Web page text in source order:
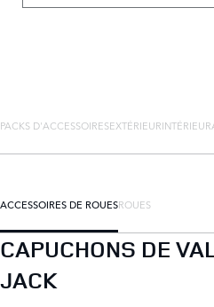
PACKS D'ACCESSOIRESEXTÉRIEURINTÉRIEUR
ACCESSOIRES DE ROUESROUES
CAPUCHONS DE
JACK